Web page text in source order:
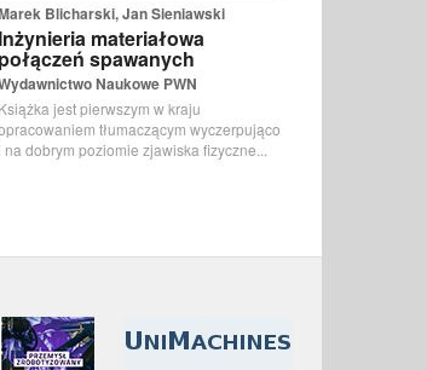
Blicharski, Jan Sieniawski
Inżynieria materiałowa
połączeń spawanych
Naukowe PWN
Książka jest pierwszym w kraju
tłumaczącym wyczerpująco
na dobrym poziomie zjawiska fizyczne...